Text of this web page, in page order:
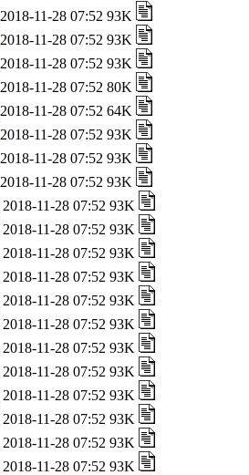
2018-11-28 07:52 93K
2018-11-28 07:52 93K
2018-11-28 07:52 93K
2018-11-28 07:52 80K
2018-11-28 07:52 64K
2018-11-28 07:52 93K
2018-11-28 07:52 93K
2018-11-28 07:52 93K
2018-11-28 07:52 93K
2018-11-28 07:52 93K
2018-11-28 07:52 93K
2018-11-28 07:52 93K
2018-11-28 07:52 93K
2018-11-28 07:52 93K
2018-11-28 07:52 93K
2018-11-28 07:52 93K
2018-11-28 07:52 93K
2018-11-28 07:52 93K
2018-11-28 07:52 93K
2018-11-28 07:52 93K